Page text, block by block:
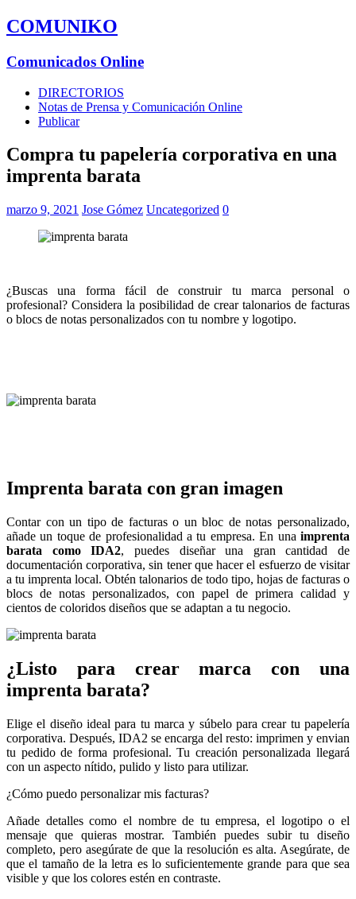
COMUNIKO
Comunicados Online
DIRECTORIOS
Notas de Prensa y Comunicación Online
Publicar
Compra tu papelería corporativa en una
imprenta barata
marzo 9, 2021 Jose Gómez Uncategorized 0
¿Buscas una forma fácil de construir tu marca personal o
profesional? Considera la posibilidad de crear talonarios de facturas
o blocs de notas personalizados con tu nombre y logotipo.
Imprenta barata con gran imagen
Contar con un tipo de facturas o un bloc de notas personalizado,
añade un toque de profesionalidad a tu empresa. En una imprenta
barata como IDA2, puedes diseñar una gran cantidad de
documentación corporativa, sin tener que hacer el esfuerzo de visitar
a tu imprenta local. Obtén talonarios de todo tipo, hojas de facturas o
blocs de notas personalizados, con papel de primera calidad y
cientos de coloridos diseños que se adaptan a tu negocio.
¿Listo para crear marca con una
imprenta barata?
Elige el diseño ideal para tu marca y súbelo para crear tu papelería
corporativa. Después, IDA2 se encarga del resto: imprimen y envian
tu pedido de forma profesional. Tu creación personalizada llegará
con un aspecto nítido, pulido y listo para utilizar.
¿Cómo puedo personalizar mis facturas?
Añade detalles como el nombre de tu empresa, el logotipo o el
mensaje que quieras mostrar. También puedes subir tu diseño
completo, pero asegúrate de que la resolución es alta. Asegúrate, de
que el tamaño de la letra es lo suficientemente grande para que sea
visible y que los colores estén en contraste.